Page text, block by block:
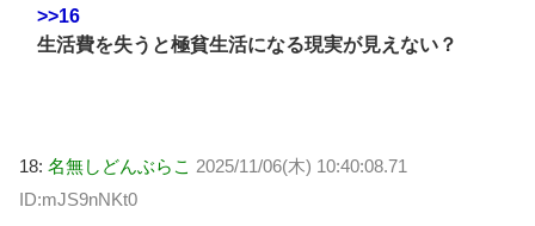
>>16
生活費を失うと極貧生活になる現実が見えない？
18: 名無しどんぶらこ 2025/11/06(木) 10:40:08.71
ID:mJS9nNKt0